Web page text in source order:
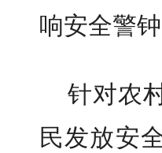
响安全警钟
针对农
民发放安